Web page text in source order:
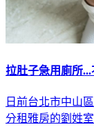
拉肚子急用廁所
日前台北市中山
分租雅房的劉姓